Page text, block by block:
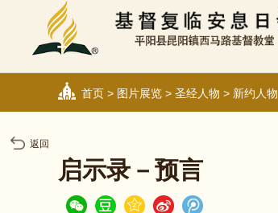
首页> 图片展览> 圣经人物 > 新约人物
返回
启示录－预言